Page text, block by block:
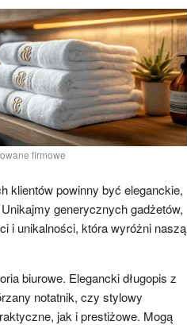
firmowe
klientów powinny być eleganckie,
generycznych gadżetów,
i unikalności, która wyróżni naszą
biurowe. Elegancki długopis z
notatnik, czy stylowy
jak i prestiżowe. Mogą